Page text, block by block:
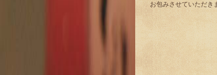
お包みさせていただき